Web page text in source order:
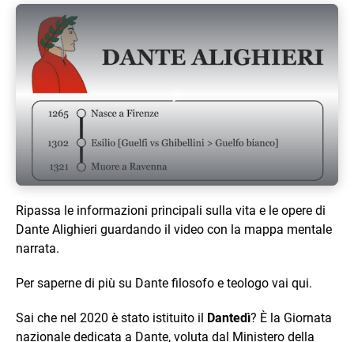
Play Video
Ripassa le informazioni principali sulla vita e le opere di
Dante Alighieri guardando il video con la mappa mentale
narrata.
Per saperne di più su Dante filosofo e teologo vai qui.
Sai che nel 2020 è stato istituito il Dantedì? È la Giornata
nazionale dedicata a Dante, voluta dal Ministero della